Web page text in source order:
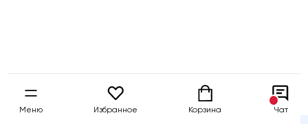
тест-драйв
Гарантия 5
Меню Избранное Корзина Чат